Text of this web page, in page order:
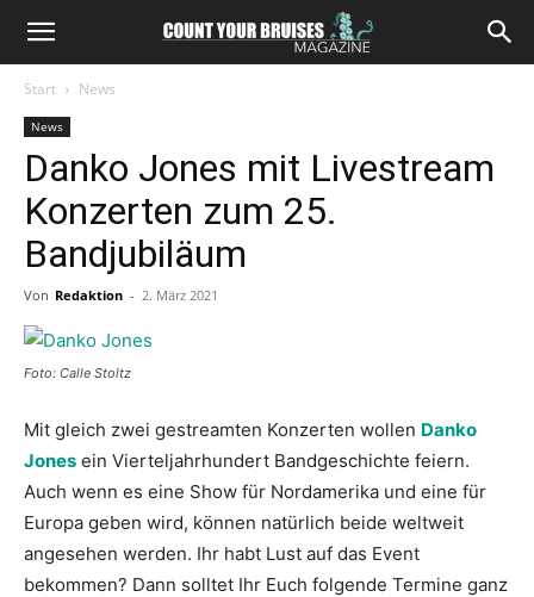
Start News
News
Danko Jones mit Livestream
Konzerten zum 25.
Bandjubiläum
Von Redaktion - 2. März 2021
Foto: Calle Stoltz
Mit gleich zwei gestreamten Konzerten wollen Danko
Jones ein Vierteljahrhundert Bandgeschichte feiern.
Auch wenn es eine Show für Nordamerika und eine für
Europa geben wird, können natürlich beide weltweit
angesehen werden. Ihr habt Lust auf das Event
bekommen? Dann solltet Ihr Euch folgende Termine ganz